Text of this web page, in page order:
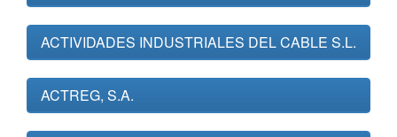
ACTIVIDADES INDUSTRIALES DEL CABLE S.L.
ACTREG, S.A.